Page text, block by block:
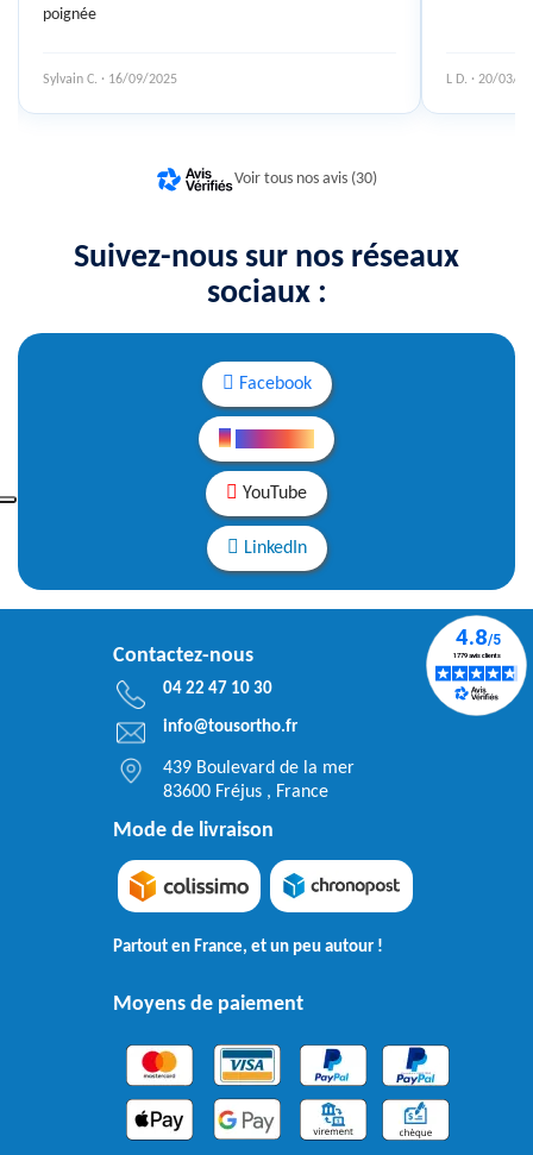
poignée
Sylvain C. · 16/09/2025 L D. · 20/03/
Voir tous nos avis (30)
Suivez-nous sur nos réseaux
sociaux :
Facebook
YouTube
LinkedIn
Contactez-nous
04 22 47 10 30
info@tousortho.fr
439 Boulevard de la mer
83600 Fréjus , France
Mode de livraison
Partout en France, et un peu autour !
Moyens de paiement